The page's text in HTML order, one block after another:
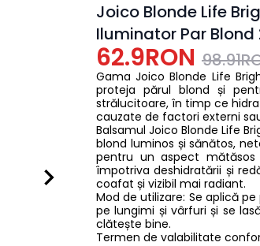
Joico Blonde Life
Iluminator Par Blond
62.9RON
Gama Joico Blonde Life
proteja părul blond și
strălucitoare, în timp ce
cauzate de factori externi
Balsamul Joico Blonde Life
blond luminos și sănătos,
pentru un aspect
împotriva deshidratării și
coafat și vizibil mai radiant.
Mod de utilizare: Se aplică
pe lungimi și vârfuri și se
clătește bine.
Termen de valabilitate